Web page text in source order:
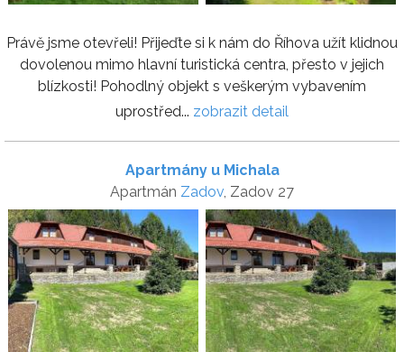
Právě jsme otevřeli! Přijeďte si k nám do Říhova užít klidnou
dovolenou mimo hlavní turistická centra, přesto v jejich
blízkosti! Pohodlný objekt s veškerým vybavením
uprostřed... zobrazit detail
Apartmány u Michala
Apartmán Zadov , Zadov 27